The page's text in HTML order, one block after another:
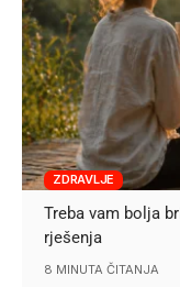
ZDRAVLJE
Treba vam bolja
rješenja
8 MINUTA ČITANJA